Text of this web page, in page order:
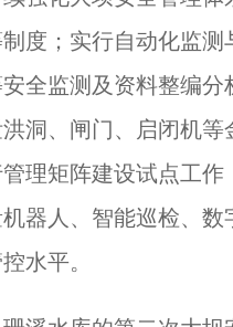
度；实行自动化监
全监测及资料整编
洞、闸门、启闭机
理矩阵建设试点工作
器人、智能巡检、
水平。